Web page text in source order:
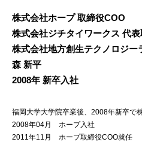
株式会社ホープ 取締役COO
株式会社ジチタイワークス 代
株式会社地方創生テクノロジ
森 新平
2008年 新卒入社
福岡大学大学院卒業後、2008年新卒で
2008年04月 ホープ入社
2011年11月 ホープ取締役COO就任